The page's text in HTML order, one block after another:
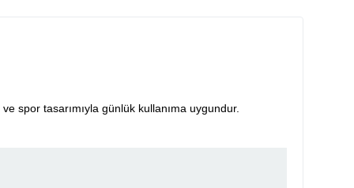
spor tasarımıyla günlük kullanıma uygundur.